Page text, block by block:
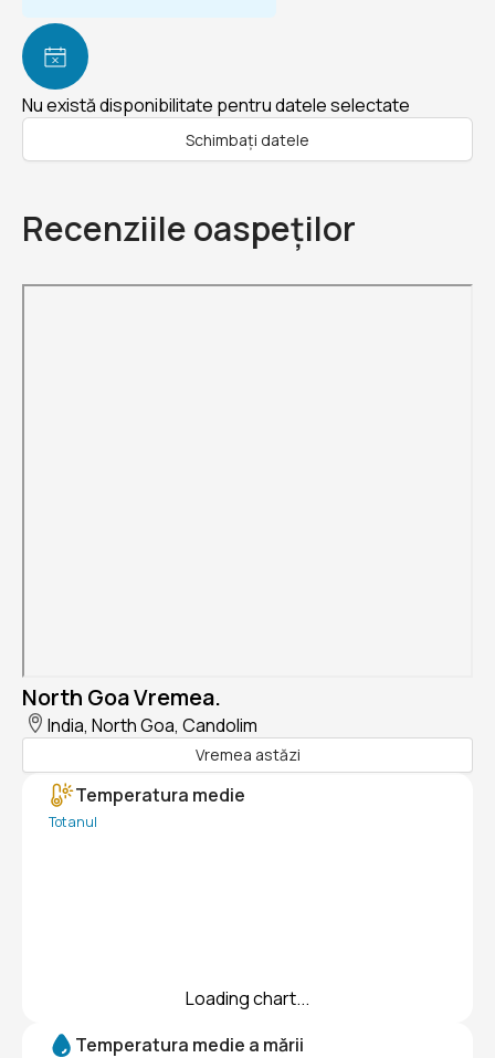
Nu există disponibilitate pentru datele selectate
Schimbați datele
Recenziile oaspeților
North Goa Vremea.
India, North Goa, Candolim
Vremea astăzi
Temperatura medie
Tot anul
Loading chart...
Temperatura medie a mării